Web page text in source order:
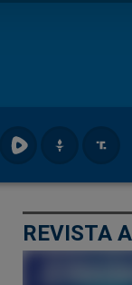
REVISTA